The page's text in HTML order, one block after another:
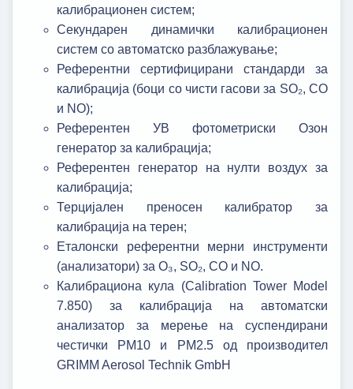
калибрационен систем;
Секундарен динамички калибрационен
систем со автоматско разблажување;
Референтни сертифицирани стандарди за
калибрација (боци со чисти гасови за SO₂, CO
и NO);
Референтен УВ фотометриски Озон
генератор за калибрација;
Референтен генератор на нулти воздух за
калибрација;
Терцијален преносен калибратор за
калибрација на терен;
Еталонски референтни мерни инструменти
(анализатори) за O₃, SO₂, CO и NO.
Калибрациона кула (Calibration Tower Model
7.850) за калибрација на автоматски
анализатор за мерење на суспендирани
честички PM10 и PM2.5 од производител
GRIMM Aerosol Technik GmbH